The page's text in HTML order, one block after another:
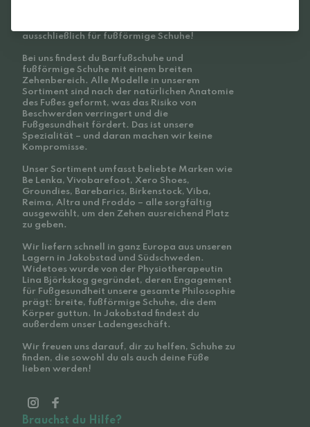
ausschließlich für fußförmige Schuhe!
Bei uns findest du Barfußschuhe und
fußförmige Schuhe mit einem breiten
Zehenbereich. Alle Modelle in unserem
Sortiment sind nach der natürlichen Anatomie
des Fußes geformt, was das Risiko von
Beschwerden verringert und die
Fußgesundheit fördert. Das ist unsere
Spezialität – und daran machen wir keine
Kompromisse.
Unser Sortiment umfasst beliebte Marken wie
Be Lenka, Vivobarefoot, Xero Shoes,
Groundies, Barebarics, Birkenstock, Viba,
Reima, Altra und Froddo – alle sorgfältig
ausgewählt, um den Zehen ausreichend Platz
zu geben.
Wir liefern schnell in ganz Europa aus unseren
Lagern in Jakobstad und Südschweden.
Widetoes wurde von der Physiotherapeutin
Lina Björkskog gegründet, deren Engagement
für Fußgesundheit unsere gesamte Philosophie
prägt: breite, fußförmige Schuhe, die dem
Körper guttun. In Jakobstad findest du
außerdem unser Ladengeschäft.
Wir freuen uns darauf, dir zu helfen, Schuhe zu
finden, die sowohl du als auch deine Füße
lieben werden!
Brauchst du Hilfe?